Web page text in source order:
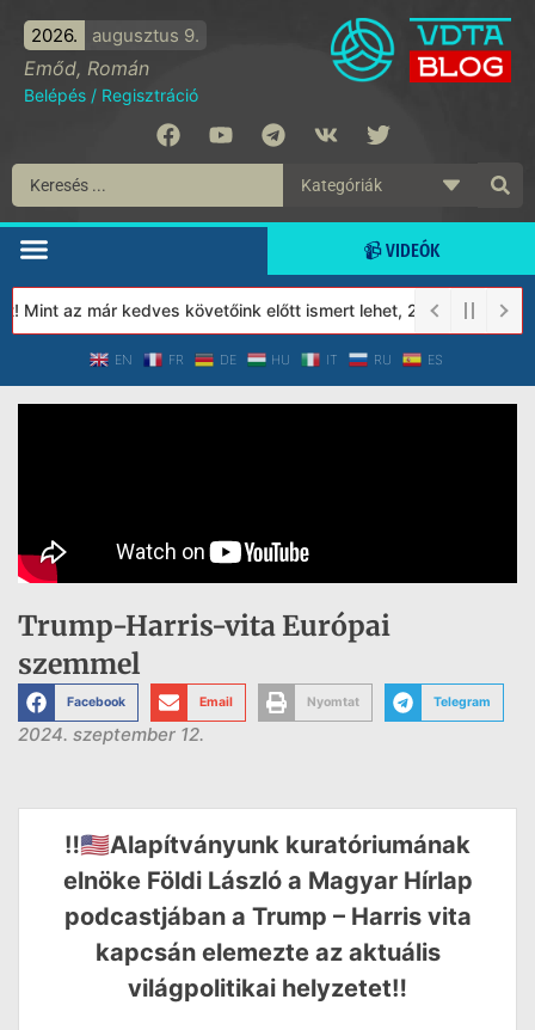
2026. augusztus 9.
Emőd, Román
Belépés / Regisztráció
📹 VIDEÓK
az már kedves követőink előtt ismert lehet, 2023-tól a
EN FR DE HU IT RU ES
Trump-Harris-vita Európai
szemmel
Facebook Email Nyomtat Telegram
2024. szeptember 12.
‼️🇺🇸Alapítványunk kuratóriumának
elnöke Földi László a Magyar Hírlap
podcastjában a Trump – Harris vita
kapcsán elemezte az aktuális
világpolitikai helyzetet‼️